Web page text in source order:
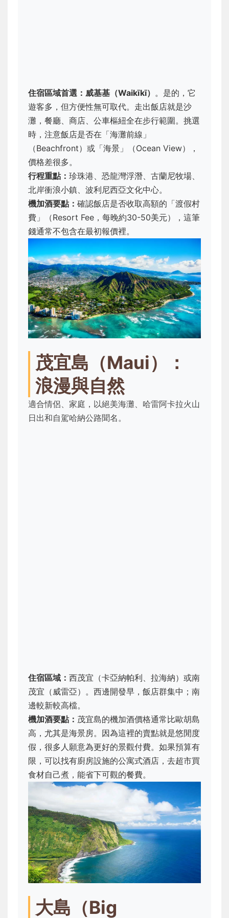
住宿區域首選：威基基（Waikīkī） 。是的，它
遊客多，但方便性無可取代。走出飯店就是沙
灘，餐廳、商店、公車樞紐全在步行範圍。挑選
時，注意飯店是否在「海灘前線」
（Beachfront）或「海景」（Ocean View），
價格差很多。
行程重點： 珍珠港、恐龍灣浮潛、古蘭尼牧場、
北岸衝浪小鎮、波利尼西亞文化中心。
機加酒要點： 確認飯店是否收取高額的「渡假村
費」（Resort Fee，每晚約30-50美元），這筆
錢通常不包含在最初報價裡。
茂宜島（Maui）：
浪漫與自然
適合情侶、家庭，以絕美海灘、哈雷阿卡拉火山
日出和自駕哈納公路聞名。
住宿區域： 西茂宜（卡亞納帕利、拉海納）或南
茂宜（威雷亞）。西邊開發早，飯店群集中；南
邊較新較高檔。
機加酒要點： 茂宜島的機加酒價格通常比歐胡島
高，尤其是海景房。因為這裡的賣點就是悠閒度
假，很多人願意為更好的景觀付費。如果預算有
限，可以找有廚房設施的公寓式酒店，去超市買
食材自己煮，能省下可觀的餐費。
大島（Big